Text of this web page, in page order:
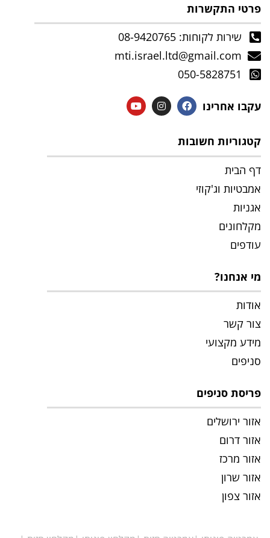
פרטי התקשרות
שירות לקוחות: 08-9420765
mti.israel.ltd@gmail.com
050-5828751
עקבו אחרינו
קטגוריות חשובות
דף הבית
אמבטיות וג'קוזי
אגניות
מקלחונים
עודפים
מי אנחנו?
אודות
צור קשר
מידע מקצועי
סניפים
פריסת סניפים
אזור ירושלים
אזור דרום
אזור מרכז
אזור שרון
אזור צפון